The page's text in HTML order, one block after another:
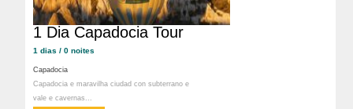
1 Dia Capadocia Tour
1 dias / 0 noites
Capadocia
Capadocia e maravilha ciudad con subterrano e
vale e cavernas...